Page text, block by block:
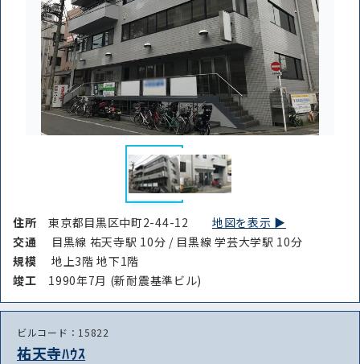
住所東京都目黒区中町2-44-12地図を表示 ▶︎
交通
目黒線 祐天寺駅 10分 / 目黒線 学芸大学駅 10分
規模
地上3階 地下1階
竣⼯ 1990年7月 (新耐震基準ビル)
ビルコード：15822
祐天寺ﾊｳｽ